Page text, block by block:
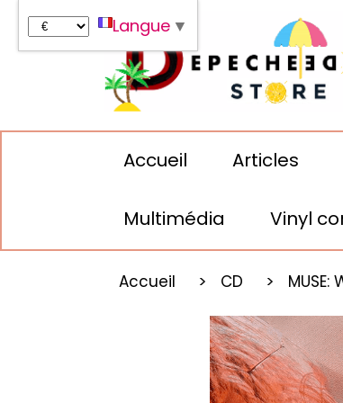
Accueil Articles
Multimédia Vinyl
Accueil CD
Langue ▼